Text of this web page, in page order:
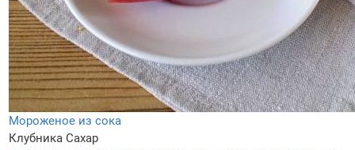
Мороженое из сока
Клубника Сахар